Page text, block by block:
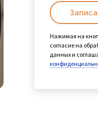
Нажимая на
согласие на
данных и